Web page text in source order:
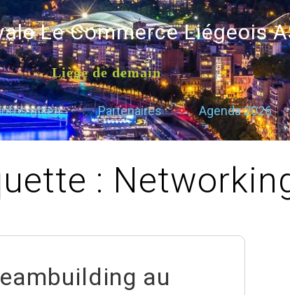
Le Commerce Liégeois
Liège de demain
utiles Partenaires Agenda 2026
:
au